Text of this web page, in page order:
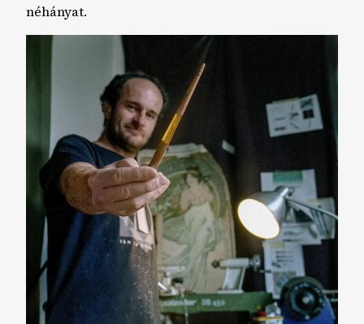
néhányat.